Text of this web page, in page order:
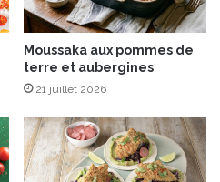
Moussaka aux pommes de
terre et aubergines
21 juillet 2026